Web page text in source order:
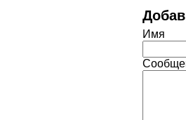
Имя